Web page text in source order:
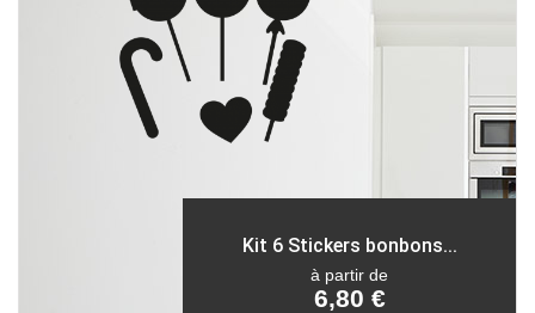
Kit 6 Stickers bonbons...
à partir de
6,80 €